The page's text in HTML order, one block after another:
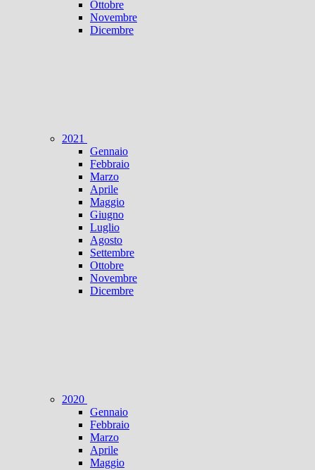
Ottobre
Novembre
Dicembre
2021
Gennaio
Febbraio
Marzo
Aprile
Maggio
Giugno
Luglio
Agosto
Settembre
Ottobre
Novembre
Dicembre
2020
Gennaio
Febbraio
Marzo
Aprile
Maggio